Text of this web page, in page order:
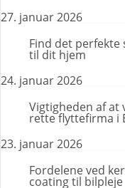
27. januar 2026
Find det perfekte
til dit hjem
24. januar 2026
Vigtigheden af at
rette flyttefirma i
23. januar 2026
Fordelene ved
coating til bilpleje